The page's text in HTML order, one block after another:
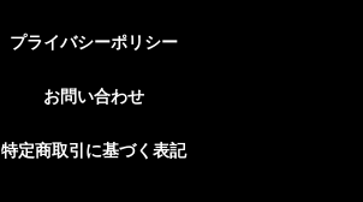
プライバシーポリシー
お問い合わせ
特定商取引に基づく表記